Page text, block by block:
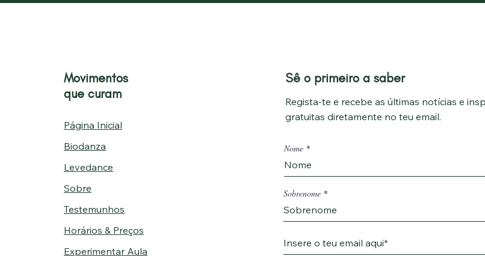
Movimentos
que curam
Página Inicial
Biodanza
Levedance
Sobre
Testemunhos
Horários & Preços
Experimentar Aula
Sê o primeiro a saber
Regista-te e recebe as últimas notícias e
gratuitas diretamente no teu email.
Nome
Sobrenome